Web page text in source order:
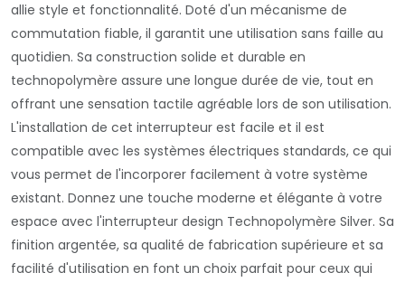
allie style et fonctionnalité. Doté d'un mécanisme de
commutation fiable, il garantit une utilisation sans faille au
quotidien. Sa construction solide et durable en
technopolymère assure une longue durée de vie, tout en
offrant une sensation tactile agréable lors de son utilisation.
L'installation de cet interrupteur est facile et il est
compatible avec les systèmes électriques standards, ce qui
vous permet de l'incorporer facilement à votre système
existant. Donnez une touche moderne et élégante à votre
espace avec l'interrupteur design Technopolymère Silver. Sa
finition argentée, sa qualité de fabrication supérieure et sa
facilité d'utilisation en font un choix parfait pour ceux qui